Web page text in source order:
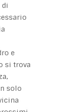
e
si trova
solo